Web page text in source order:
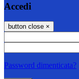
Accedi
button close ×
Password dimenticata?